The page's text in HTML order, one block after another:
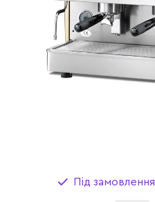
Під замовлення